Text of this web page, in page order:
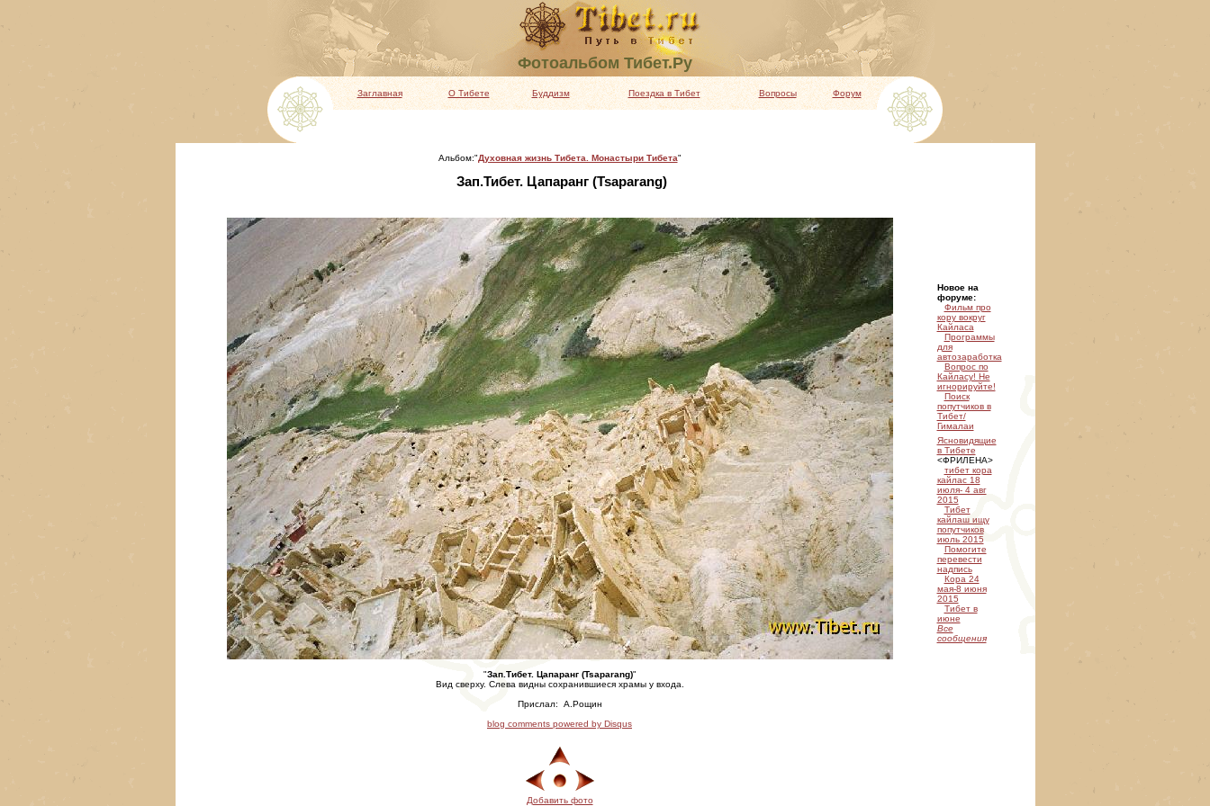
Фотоальбом Тибет.Ру
Заглавная О Тибете Буддизм Поездка в Тибет Вопросы Форум
Альбом:"Духовная жизнь Тибета. Монастыри Тибета"
Зап.Тибет. Цапаранг (Tsaparang)
"Зап.Тибет. Цапаранг (Tsaparang)"
Вид сверху. Слева видны сохранившиеся храмы у входа.
Прислал: А.Рощин
blog comments powered by Disqus
Новое на
форуме:
Фильм про
кору вокруг
Кайласа
Программы
для
автозаработка
Вопрос по
Кайласу! Не
игнорируйте!
Поиск
попутчиков в
Тибет/
Гималаи
Ясновидящие
в Тибете
<ФРИЛЕНА>
тибет кора
кайлас 18
июля- 4 авг
2015
Тибет
кайлаш ищу
попутчиков
июль 2015
Помогите
перевести
надпись
Кора 24
мая-8 июня
2015
Тибет в
июне
Все
сообщения
Добавить фото